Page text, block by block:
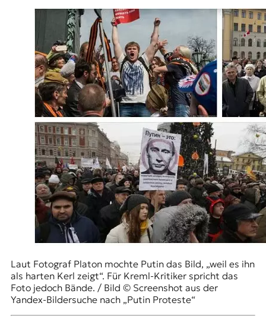
Laut Fotograf Platon mochte Putin das Bild, „weil es ihn
als harten Kerl zeigt“. Für Kreml-Kritiker spricht das
Foto jedoch Bände. / Bild © Screenshot aus der
Yandex-Bildersuche nach „Putin Proteste“